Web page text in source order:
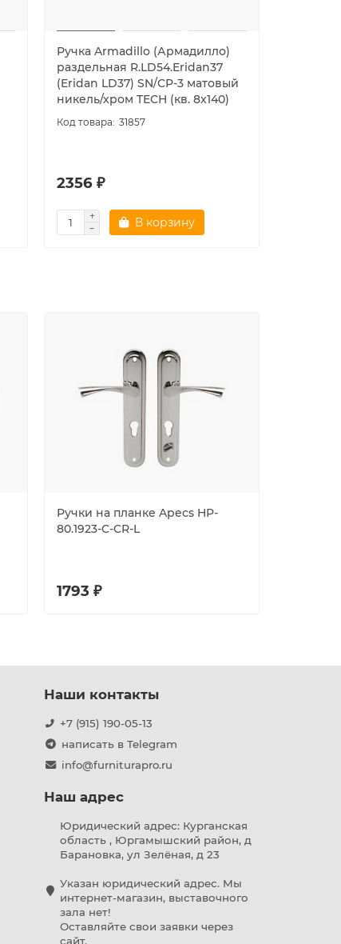
Ручка Armadillo (Армадилло)
раздельная R.LD54.Eridan37
(Eridan LD37) SN/CP-3 матовый
никель/хром TECH (кв. 8х140)
31857
2356 ₽
В корзину
Ручки на планке Apecs HP-
80.1923-C-CR-L
1793 ₽
Наши контакты
+7 (915) 190-05-13
написать в Telegram
info@furniturapro.ru
Наш адрес
Юридический адрес: Курганская
область , Юргамышский район, д
Барановка, ул Зелёная, д 23
Указан юридический адрес. Мы
интернет-магазин, выставочного
зала нет!
Оставляйте свои заявки через
сайт.